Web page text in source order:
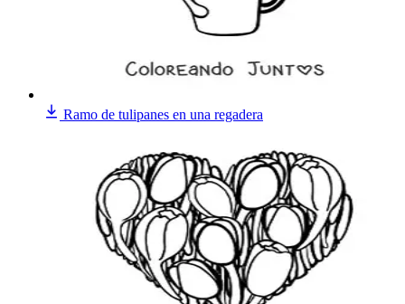
Ramo de tulipanes en una regadera